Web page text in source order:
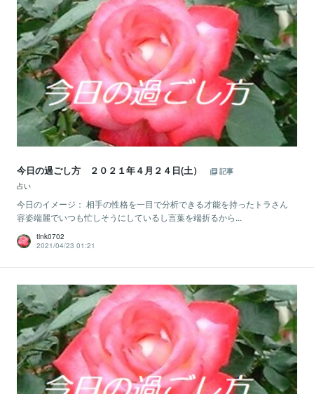
今日の過ごし方 ２０２１年４月２４日(土）
記事
占い
今日のイメージ： 相手の性格を一目で分析できる才能を持ったトラさん
容姿端麗でいつも忙しそうにしているし言葉を端折るから...
tink0702
2021/04/23 01:21